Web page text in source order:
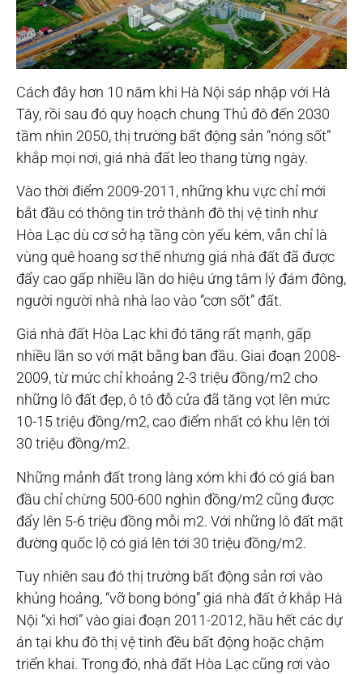
Cách đây hơn 10 năm khi Hà Nội sáp nhập với Hà
Tây, rồi sau đó quy hoạch chung Thủ đô đến 2030
tầm nhìn 2050, thị trường bất động sản “nóng sốt”
khắp mọi nơi, giá nhà đất leo thang từng ngày.
Vào thời điểm 2009-2011, những khu vực chỉ mới
bắt đầu có thông tin trở thành đô thị vệ tinh như
Hòa Lạc dù cơ sở hạ tầng còn yếu kém, vẫn chỉ là
vùng quê hoang sơ thế nhưng giá nhà đất đã được
đẩy cao gấp nhiều lần do hiệu ứng tâm lý đám đông,
người người nhà nhà lao vào “cơn sốt” đất.
Giá nhà đất Hòa Lạc khi đó tăng rất mạnh, gấp
nhiều lần so với mặt bằng ban đầu. Giai đoạn 2008-
2009, từ mức chỉ khoảng 2-3 triệu đồng/m2 cho
những lô đất đẹp, ô tô đỗ cửa đã tăng vọt lên mức
10-15 triệu đồng/m2, cao điểm nhất có khu lên tới
30 triệu đồng/m2.
Những mảnh đất trong làng xóm khi đó có giá ban
đầu chỉ chừng 500-600 nghìn đồng/m2 cũng được
đẩy lên 5-6 triệu đồng mỗi m2. Với những lô đất mặt
đường quốc lộ có giá lên tới 30 triệu đồng/m2.
Tuy nhiên sau đó thị trường bất động sản rơi vào
khủng hoảng, “vỡ bong bóng” giá nhà đất ở khắp Hà
Nội “xì hơi” vào giai đoạn 2011-2012, hầu hết các dự
án tại khu đô thị vệ tinh đều bất động hoặc chậm
triển khai. Trong đó, nhà đất Hòa Lạc cũng rơi vào